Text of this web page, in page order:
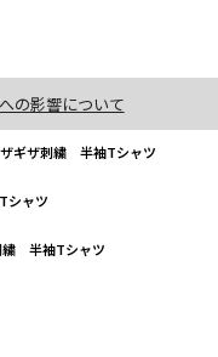
の影響について
ギザ刺繍 半袖Tシャツ
シャツ
繍 半袖Tシャツ